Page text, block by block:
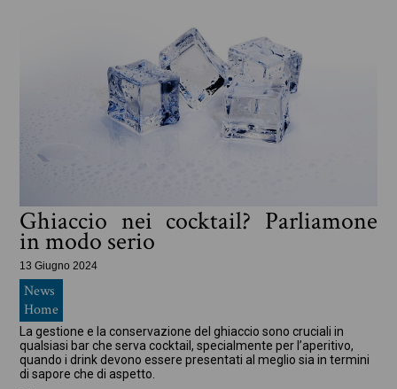
Ghiaccio nei cocktail? Parliamone
in modo serio
13 Giugno 2024
News
Home
La gestione e la conservazione del ghiaccio sono cruciali in
qualsiasi bar che serva cocktail, specialmente per l’aperitivo,
quando i drink devono essere presentati al meglio sia in termini
di sapore che di aspetto.